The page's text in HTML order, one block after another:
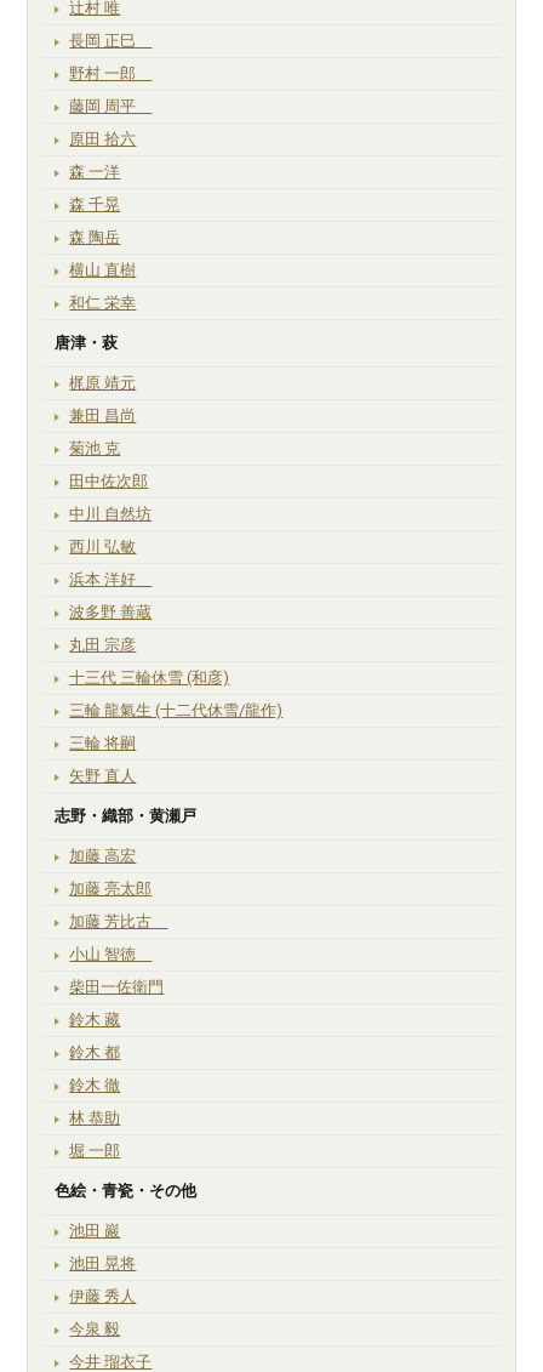
辻村 唯
長岡 正巳
野村 一郎
藤岡 周平
原田 拾六
森 一洋
森 千晃
森 陶岳
横山 直樹
和仁 栄幸
唐津・萩
梶原 靖元
兼田 昌尚
菊池 克
田中佐次郎
中川 自然坊
西川 弘敏
浜本 洋好
波多野 善蔵
丸田 宗彦
十三代 三輪休雪 (和彦)
三輪 龍氣生 (十二代休雪/龍作)
三輪 将嗣
矢野 直人
志野・織部・黄瀬戸
加藤 高宏
加藤 亮太郎
加藤 芳比古
小山 智徳
柴田一佐衛門
鈴木 藏
鈴木 都
鈴木 徹
林 恭助
堀 一郎
色絵・青瓷・その他
池田 巖
池田 晃将
伊藤 秀人
今泉 毅
今井 瑠衣子